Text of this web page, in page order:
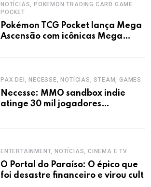
NOTÍCIAS, POKEMON TRADING CARD GAME
POCKET
Pokémon TCG Pocket lança Mega
Ascensão com icônicas Mega
PAX DEI, NECESSE, NOTÍCIAS, STEAM, GAMES
Necesse: MMO sandbox indie
atinge 30 mil jogadores
ENTERTAINMENT, NOTÍCIAS, CINEMA E TV
O Portal do Paraíso: O épico que
foi desastre financeiro e virou cult